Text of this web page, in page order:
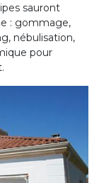
sauront
: gommage,
nébulisation,
pour